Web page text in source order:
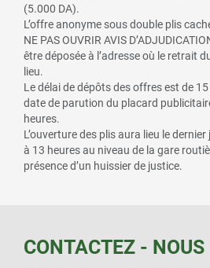
(5.000 DA).
L’offre anonyme sous double plis
NE PAS OUVRIR AVIS
être déposée à l’adresse où le retrait
lieu.
Le délai de dépôts des offres est de
date de parution du placard
heures.
L’ouverture des plis aura lieu le
à 13 heures au niveau de la gare
présence d’un huissier de justice.
CONTACTEZ - NOUS